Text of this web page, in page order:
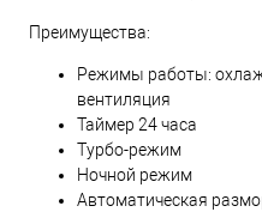
Преимущества:
Режимы работы:
вентиляция
Таймер 24 часа
Турбо-режим
Ночной режим
Автоматическая